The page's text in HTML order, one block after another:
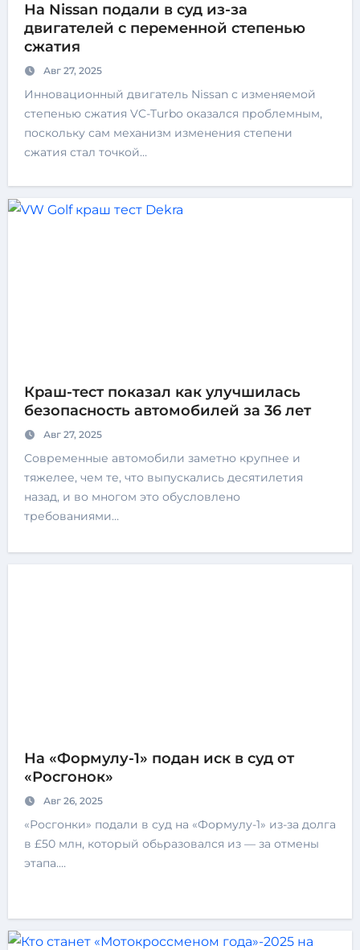
На Nissan подали в суд из-за
двигателей с переменной степенью
сжатия
Авг 27, 2025
Инновационный двигатель Nissan с изменяемой
степенью сжатия VC-Turbo оказался проблемным,
поскольку сам механизм изменения степени
сжатия стал точкой…
Краш-тест показал как улучшилась
безопасность автомобилей за 36 лет
Авг 27, 2025
Современные автомобили заметно крупнее и
тяжелее, чем те, что выпускались десятилетия
назад, и во многом это обусловлено
требованиями…
На «Формулу-1» подан иск в суд от
«Росгонок»
Авг 26, 2025
«Росгонки» подали в суд на «Формулу-1» из-за долга
в £50 млн, который обьразовался из — за отмены
этапа.…